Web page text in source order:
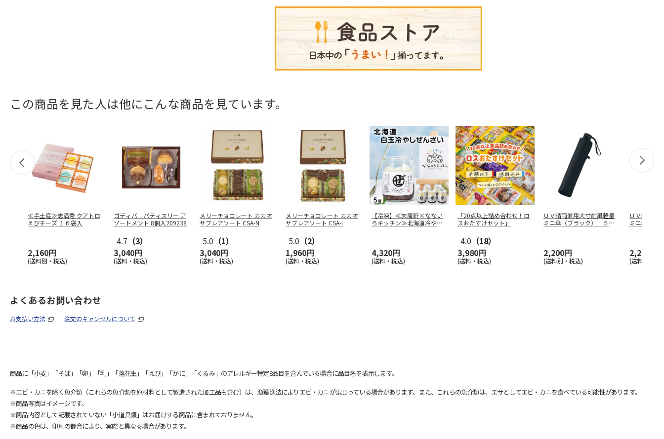
この商品を見た人は他にこんな商品を見ています。
≪手土産≫志満秀 クアトロ
えびチーズ １６袋入
2,160円
(送料別・税込)
ゴディバ パティスリー ア
ソートメント 8個入209238
4.7 （3）
3,040円
(送料・税込)
メリーチョコレート カカオ
サブレアソート CSA-N
5.0 （1）
3,040円
(送料・税込)
メリーチョコレート カカオ
サブレアソート CSA-I
5.0 （2）
1,960円
(送料・税込)
【冷凍】≪末廣軒×なない
ろキッチン≫北海道冷やし
ぜんざい5
4,320円
(送料・税込)
「20点以上詰め合わせ！ロ
スおたすけセット」
4.0 （18）
3,980円
(送料・税込)
ＵＶ晴雨兼用大寸耐風軽量
ミニ傘（ブラック） ５０
2,200円
(送料別・税込)
ＵＶ晴雨兼
ミニ傘（ネ
2,200円
(送料別・税
よくあるお問い合わせ
お支払い方法 注文のキャンセルについて
商品に「小麦」「そば」「卵」「乳」「落花生」「えび」「かに」「くるみ」のアレルギー特定8品目を含んでいる場合に品目名を表示します。
※エビ・カニを除く魚介類（これらの魚介類を原材料として製造された加工品も含む）は、漁獲漁法によりエビ・カニが混じっている場合があります。また、これらの魚介類は、エサとしてエビ・カニを食べている可能性があります。
※商品写真はイメージです。
※商品内容として記載されていない「小道具類」はお届けする商品に含まれておりません。
※商品の色は、印刷の都合により、実際と異なる場合があります。